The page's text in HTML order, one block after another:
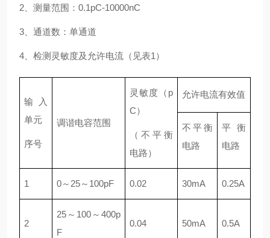
2、测量范围：0.1pC-10000nC
3、通道数：单通道
4、检测灵敏度及允许电流（见表1）
输入
单元
序号
调谐电容范围
灵敏度（p
C）
（不平衡
电路）
允许电流有效值
不平衡
电路
平衡
电路
1 0～25～100pF 0.02 30mA 0.25A
2
25～100～400p
F
0.04 50mA 0.5A